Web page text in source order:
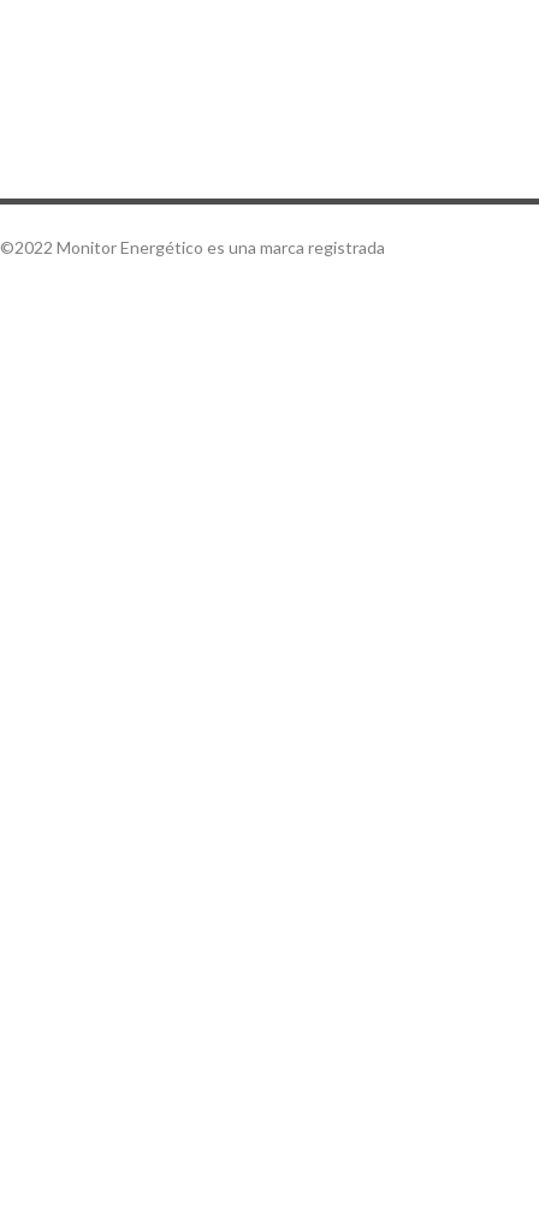
©2022 Monitor Energético es una marca registrada